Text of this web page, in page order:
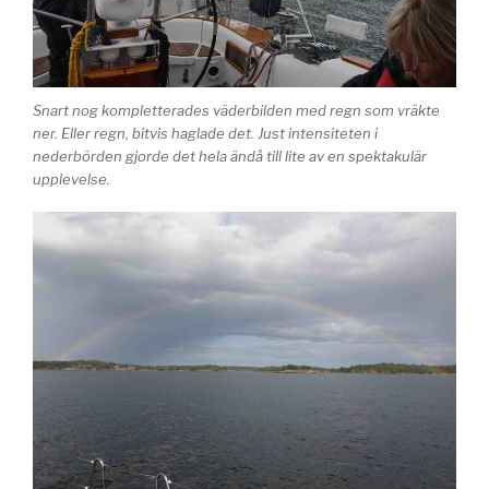
Snart nog kompletterades väderbilden med regn som vräkte
ner. Eller regn, bitvis haglade det. Just intensiteten i
nederbörden gjorde det hela ändå till lite av en spektakulär
upplevelse.